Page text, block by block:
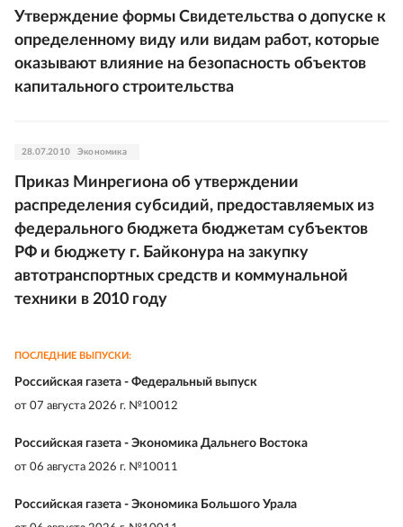
Утверждение формы Свидетельства о допуске к
определенному виду или видам работ, которые
оказывают влияние на безопасность объектов
капитального строительства
28.07.2010 Экономика
Приказ Минрегиона об утверждении
распределения субсидий, предоставляемых из
федерального бюджета бюджетам субъектов
РФ и бюджету г. Байконура на закупку
автотранспортных средств и коммунальной
техники в 2010 году
ПОСЛЕДНИЕ ВЫПУСКИ:
Российская газета - Федеральный выпуск
от 07 августа 2026 г. №10012
Российская газета - Экономика Дальнего Востока
от 06 августа 2026 г. №10011
Российская газета - Экономика Большого Урала